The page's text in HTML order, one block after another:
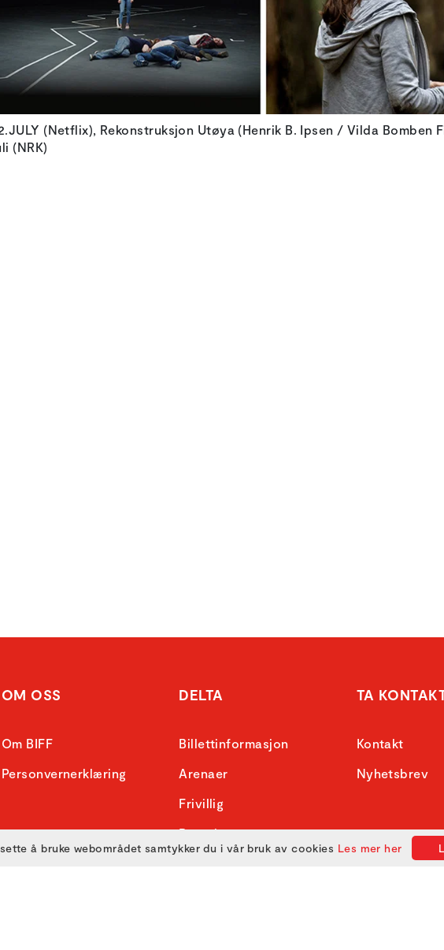
(Netflix), Rekonstruksjon Utøya (Henrik B. Ipsen / Vilda Bomben
(NRK)
OM OSS
Om BIFF
Personvernerklæring
DELTA
Billettinformasjon
Arenaer
Frivillig
Bransje
TA
Kontakt
Nyhetsbrev
å bruke webområdet samtykker du i vår bruk av cookies Les mer her